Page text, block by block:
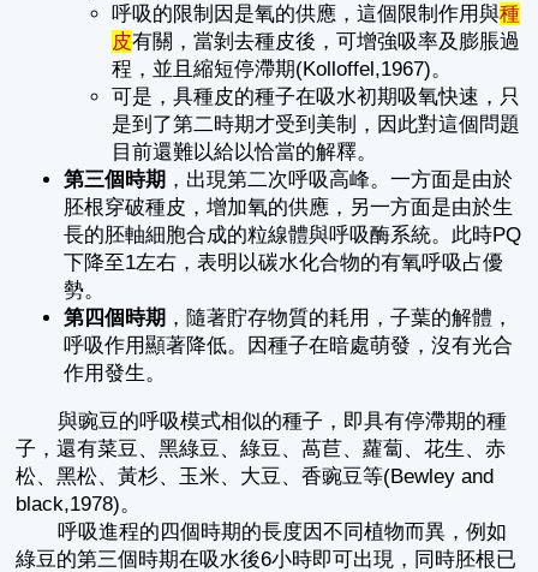
呼吸的限制因是氧的供應，這個限制作用與種
皮有關，當剝去種皮後，可增強吸率及膨脹過
程，並且縮短停滯期(Kolloffel,1967)。
可是，具種皮的種子在吸水初期吸氧快速，只
是到了第二時期才受到美制，因此對這個問題
目前還難以給以恰當的解釋。
第三個時期 ，出現第二次呼吸高峰。一方面是由於
胚根穿破種皮，增加氧的供應，另一方面是由於生
長的胚軸細胞合成的粒線體與呼吸酶系統。此時PQ
下降至1左右，表明以碳水化合物的有氧呼吸占優
勢。
第四個時期 ，隨著貯存物質的耗用，子葉的解體，
呼吸作用顯著降低。因種子在暗處萌發，沒有光合
作用發生。
與豌豆的呼吸模式相似的種子，即具有停滯期的種
子，還有菜豆、黑綠豆、綠豆、萵苣、蘿蔔、花生、赤
松、黑松、黃杉、玉米、大豆、香豌豆等(Bewley and
black,1978)。
呼吸進程的四個時期的長度因不同植物而異，例如
綠豆的第三個時期在吸水後6小時即可出現，同時胚根已